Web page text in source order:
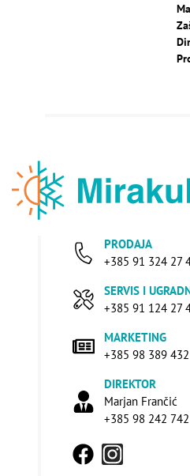
PRODAJA
+385 91 324 27
SERVIS I
+385 91 124 27
MARKETING
+385 98 389 432
DIREKTOR
Marjan Frančić
+385 98 242 742